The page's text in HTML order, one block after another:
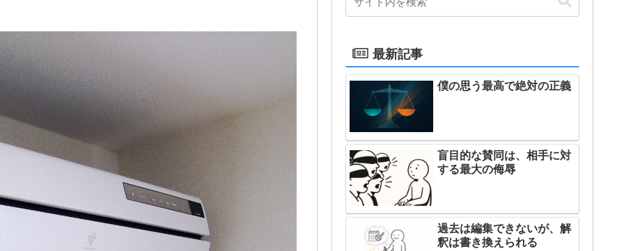
最新記事
僕の思う最高で絶対の正義
盲目的な賛同は、相手に対
する最大の侮辱
過去は編集できないが、解
釈は書き換えられる